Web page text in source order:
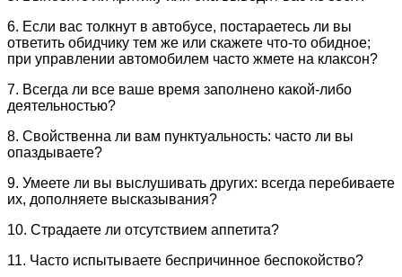
6. Если вас толкнут в автобусе, постараетесь ли вы
ответить обидчику тем же или скажете что-то обидное;
при управлении автомобилем часто жмете на клаксон?
7. Всегда ли все ваше время заполнено какой-либо
деятельностью?
8. Свойственна ли вам пунктуальность: часто ли вы
опаздываете?
9. Умеете ли вы выслушивать других: всегда перебиваете
их, дополняете высказывания?
10. Страдаете ли отсутствием аппетита?
11. Часто испытываете беспричинное беспокойство?